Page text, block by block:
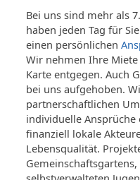
Bei uns sind mehr als
haben jeden Tag für
einen persönlichen
Wir nehmen Ihre
Karte entgegen. Auch
bei uns aufgehoben.
partnerschaftlichen
individuelle
finanziell lokale
Lebensqualität.